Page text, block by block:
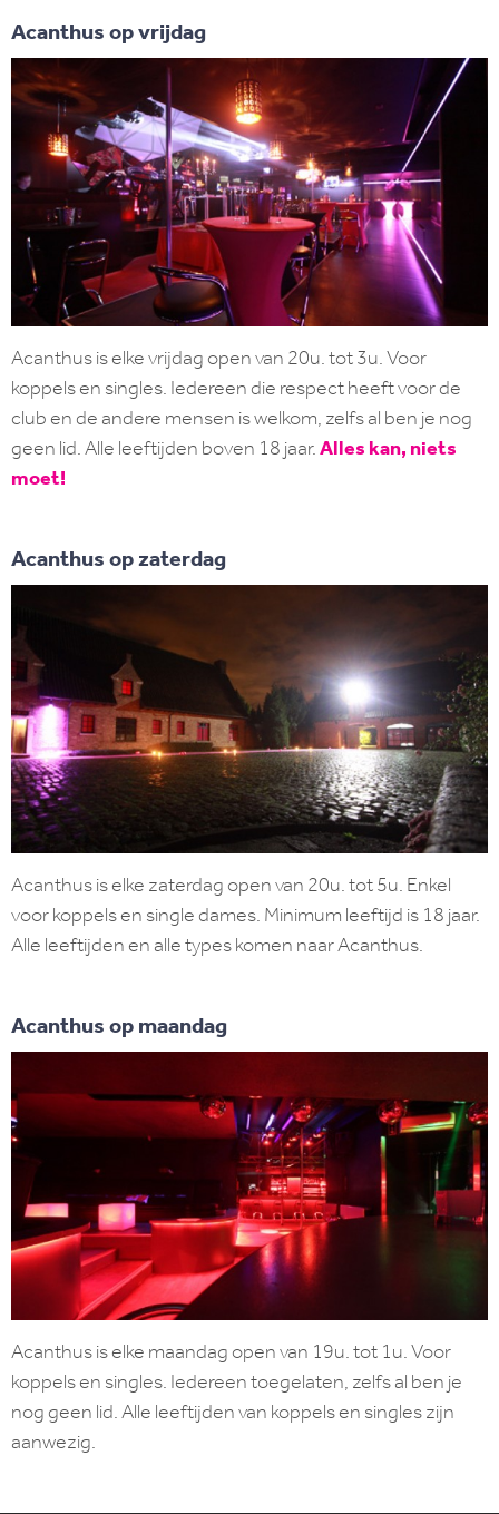
Acanthus op vrijdag
Acanthus is elke vrijdag open van 20u. tot 3u. Voor
koppels en singles. Iedereen die respect heeft voor de
club en de andere mensen is welkom, zelfs al ben je nog
geen lid. Alle leeftijden boven 18 jaar.Alles kan, niets
moet!
Acanthus op zaterdag
Acanthus is elke zaterdag open van 20u. tot 5u. Enkel
voor koppels en single dames. Minimum leeftijd is 18 jaar.
Alle leeftijden en alle types komen naar Acanthus.
Acanthus op maandag
Acanthus is elke maandag open van 19u. tot 1u. Voor
koppels en singles. Iedereen toegelaten, zelfs al ben je
nog geen lid. Alle leeftijden van koppels en singles zijn
aanwezig.